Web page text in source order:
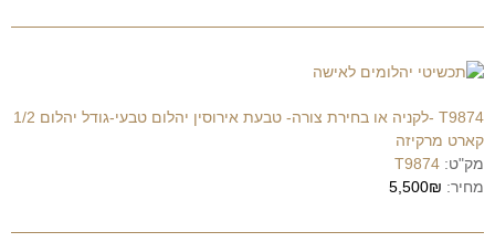
T9874 -לקניה או בחירת צורה- טבעת אירוסין יהלום טבעי-גודל יהלום 1/2
קארט מרקיזה
מק"ט: T9874
מחיר: 5,500₪